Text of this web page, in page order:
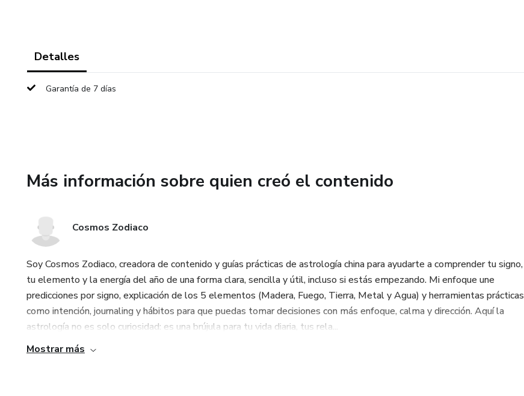
Detalles
Garantía de 7 días
Más información sobre quien creó el contenido
Cosmos Zodiaco
Soy Cosmos Zodiaco, creadora de contenido y guías prácticas de astrología china para ayudarte a comprender tu signo,
tu elemento y la energía del año de una forma clara, sencilla y útil, incluso si estás empezando. Mi enfoque une
predicciones por signo, explicación de los 5 elementos (Madera, Fuego, Tierra, Metal y Agua) y herramientas prácticas
como intención, journaling y hábitos para que puedas tomar decisiones con más enfoque, calma y dirección. Aquí la
astrología no es solo curiosidad: es una brújula para tu vida diaria, tus rela...
Mostrar más